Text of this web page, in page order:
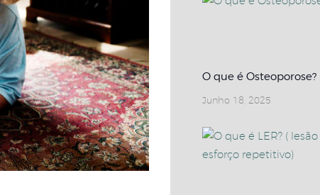
O que é Osteoporose?
Junho 18, 2025